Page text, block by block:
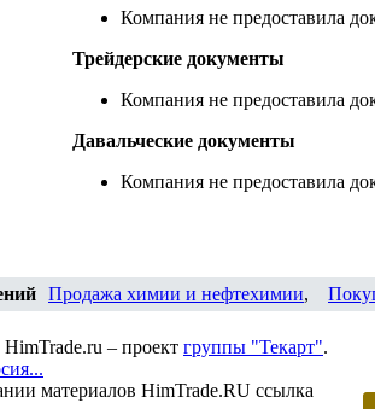
Компания не предоставила
Трейдерские документы
Компания не предоставила
Давальческие документы
Компания не предоставила
Продажа химии и нефтехимии,
– проект группы "Текарт".
материалов HimTrade.RU ссылка